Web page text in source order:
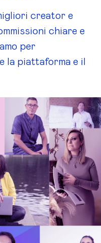
creator e
chiare e
per
la piattaforma e il